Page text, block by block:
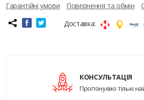
Гарантійні умови Повернення та обмін
Доставка:
КОНСУЛЬТАЦІЯ
Пропонуємо тількі